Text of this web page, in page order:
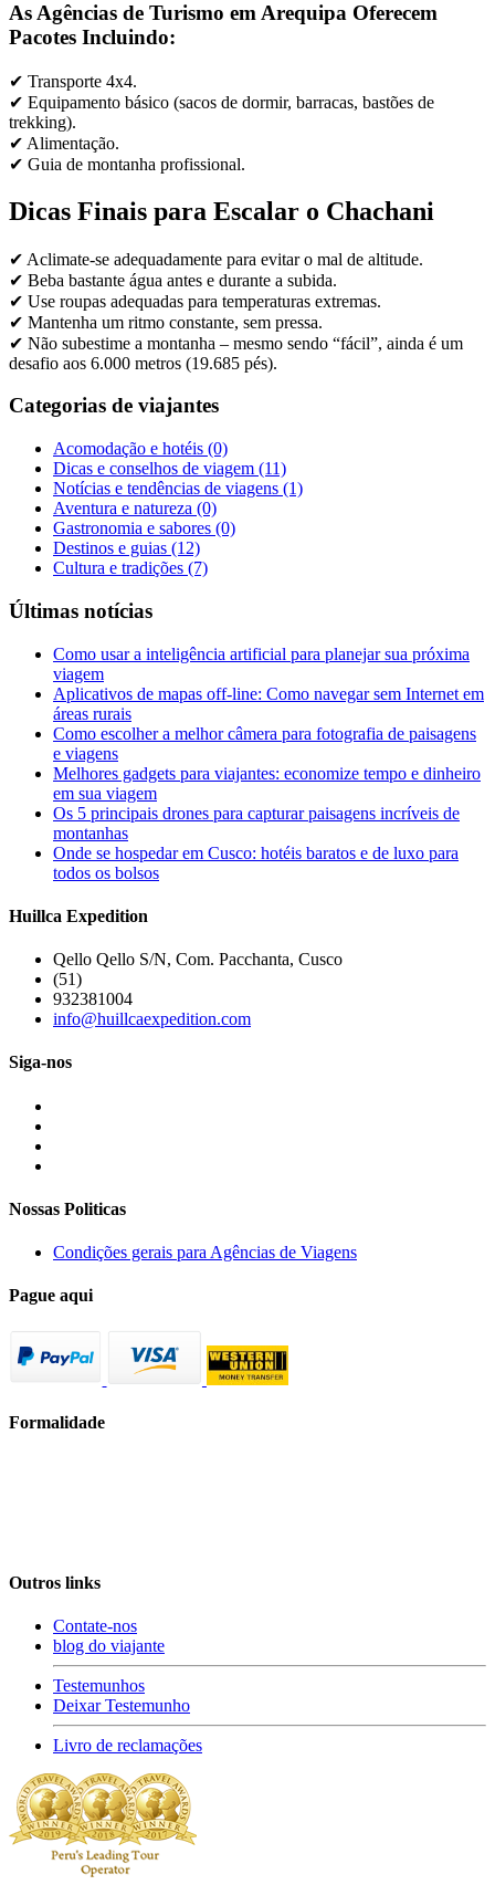
As Agências de Turismo em Arequipa Oferecem
Pacotes Incluindo:
✔ Transporte 4x4.
✔ Equipamento básico (sacos de dormir, barracas, bastões de
trekking).
✔ Alimentação.
✔ Guia de montanha profissional.
Dicas Finais para Escalar o Chachani
✔ Aclimate-se adequadamente para evitar o mal de altitude.
✔ Beba bastante água antes e durante a subida.
✔ Use roupas adequadas para temperaturas extremas.
✔ Mantenha um ritmo constante, sem pressa.
✔ Não subestime a montanha – mesmo sendo “fácil”, ainda é um
desafio aos 6.000 metros (19.685 pés).
Categorias de viajantes
Acomodação e hotéis (0)
Dicas e conselhos de viagem (11)
Notícias e tendências de viagens (1)
Aventura e natureza (0)
Gastronomia e sabores (0)
Destinos e guias (12)
Cultura e tradições (7)
Últimas notícias
Como usar a inteligência artificial para planejar sua próxima
viagem
Aplicativos de mapas off-line: Como navegar sem Internet em
áreas rurais
Como escolher a melhor câmera para fotografia de paisagens
e viagens
Melhores gadgets para viajantes: economize tempo e dinheiro
em sua viagem
Os 5 principais drones para capturar paisagens incríveis de
montanhas
Onde se hospedar em Cusco: hotéis baratos e de luxo para
todos os bolsos
Huillca Expedition
Qello Qello S/N, Com. Pacchanta, Cusco
(51)
932381004
info@huillcaexpedition.com
Siga-nos
Nossas Politicas
Condições gerais para Agências de Viagens
Pague aqui
Formalidade
Outros links
Contate-nos
blog do viajante
Testemunhos
Deixar Testemunho
Livro de reclamações